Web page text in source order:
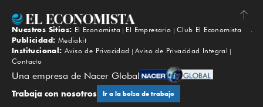
Subir
Nuestros Sitios: El Economista El Empresario
Club El Economista
Publicidad: Mediakit
Institucional: Aviso de Privacidad
Aviso de Privacidad Integral
Contacto
Una empresa de Nacer Global
Trabaja con nosotros Ir a la bolsa de trabajo